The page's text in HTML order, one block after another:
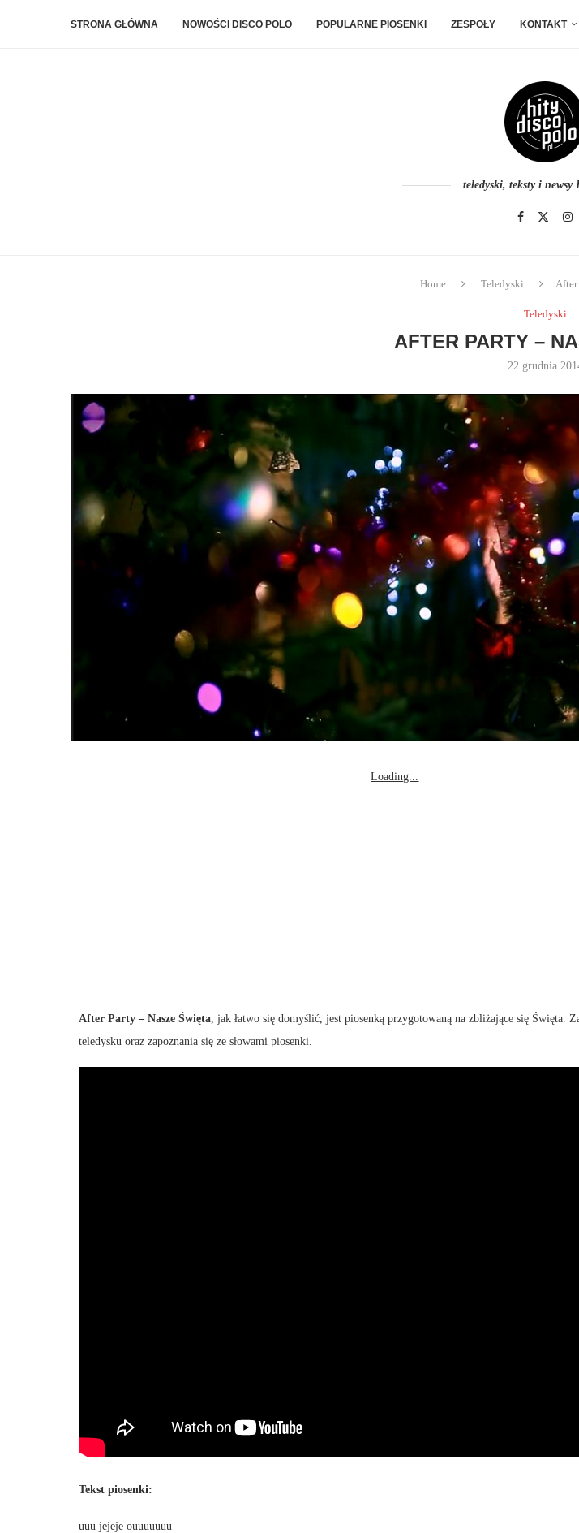
STRONA GŁÓWNA NOWOŚCI DISCO POLO POPULARNE PIOSENKI ZESPOŁY KONTAKT
teledyski, teksty i newsy
Home Teledyski After
Teledyski
AFTER PARTY –
22 grudnia
Loading...
After Party – Nasze Święta, jak łatwo się domyślić, jest piosenką przygotowaną na zbliżające się Święta.
teledysku oraz zapoznania się ze słowami piosenki.
Tekst piosenki:
uuu jejeje ouuuuuuu